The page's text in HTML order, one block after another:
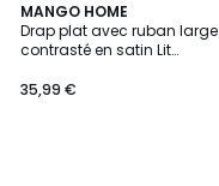
MANGO HOME
Drap plat avec ruban large
contrasté en satin Lit
35,99 €